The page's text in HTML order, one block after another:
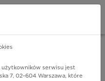
serwisu jest
7, 02-604 Warszawa, które
INSTALUJ